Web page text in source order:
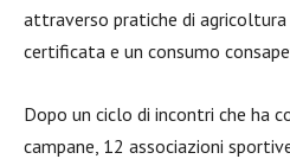
attraverso pratiche di
certificata e un consumo
Dopo un ciclo di incontri che ha
campane, 12 associazioni